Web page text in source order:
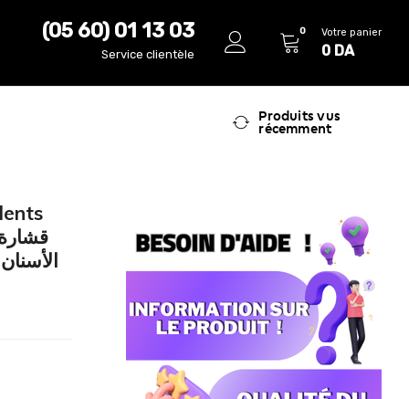
(05 60) 01 13 03
Service clientèle
0 Votre panier
0 DA
Produits vus
récemment